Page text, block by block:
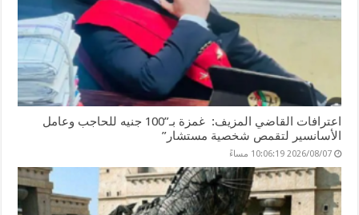
اعترافات القاضي المزيف: غمزة بـ”100 جنيه للحاجب وعامل
الأسانسير لتقمص شخصية مستشار”
2026/08/07 10:06:19 مساءً